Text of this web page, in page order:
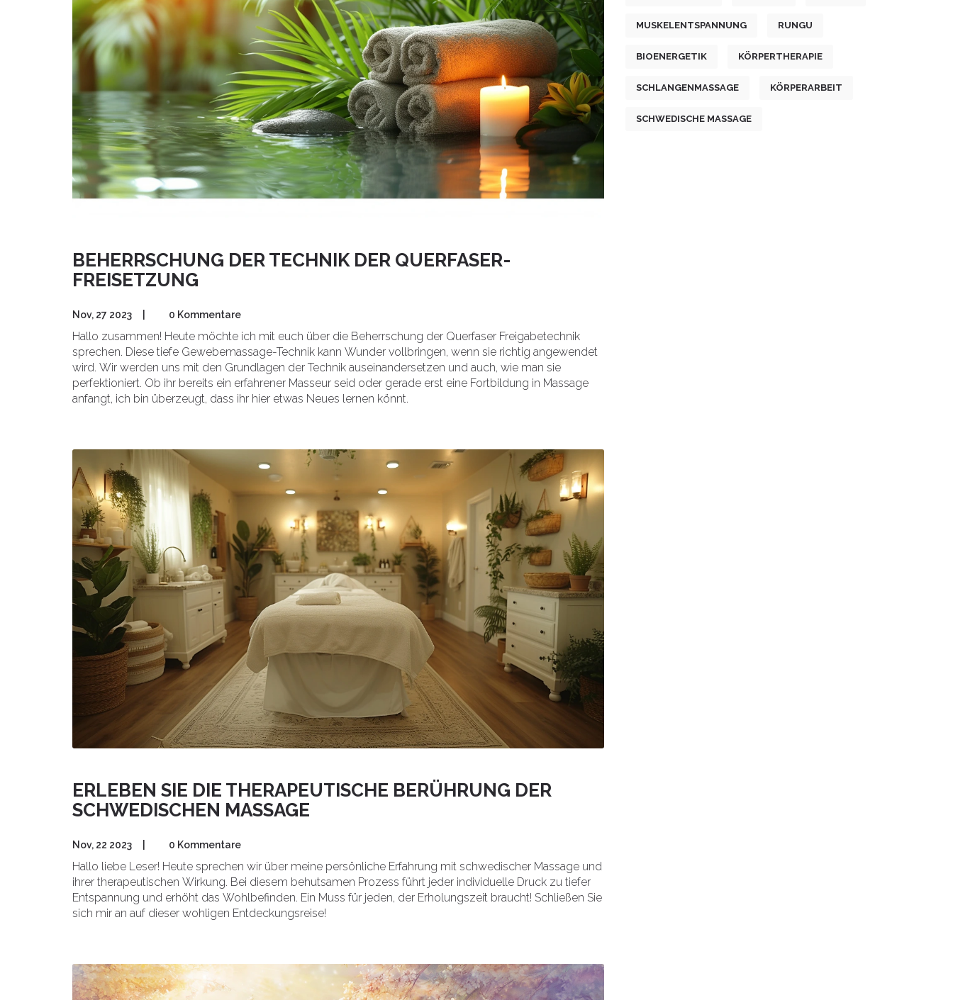
BEHERRSCHUNG DER TECHNIK DER QUERFASER-
FREISETZUNG
Nov, 27 2023 0 Kommentare
Hallo zusammen! Heute möchte ich mit euch über die Beherrschung der Querfaser Freigabetechnik
sprechen. Diese tiefe Gewebemassage-Technik kann Wunder vollbringen, wenn sie richtig angewendet
wird. Wir werden uns mit den Grundlagen der Technik auseinandersetzen und auch, wie man sie
perfektioniert. Ob ihr bereits ein erfahrener Masseur seid oder gerade erst eine Fortbildung in Massage
anfangt, ich bin überzeugt, dass ihr hier etwas Neues lernen könnt.
ERLEBEN SIE DIE THERAPEUTISCHE BERÜHRUNG DER
SCHWEDISCHEN MASSAGE
Nov, 22 2023 0 Kommentare
Hallo liebe Leser! Heute sprechen wir über meine persönliche Erfahrung mit schwedischer Massage und
ihrer therapeutischen Wirkung. Bei diesem behutsamen Prozess führt jeder individuelle Druck zu tiefer
Entspannung und erhöht das Wohlbefinden. Ein Muss für jeden, der Erholungszeit braucht! Schließen Sie
sich mir an auf dieser wohligen Entdeckungsreise!
MUSKELENTSPANNUNG RUNGU
BIOENERGETIK KÖRPERTHERAPIE
SCHLANGENMASSAGE KÖRPERARBEIT
SCHWEDISCHE MASSAGE